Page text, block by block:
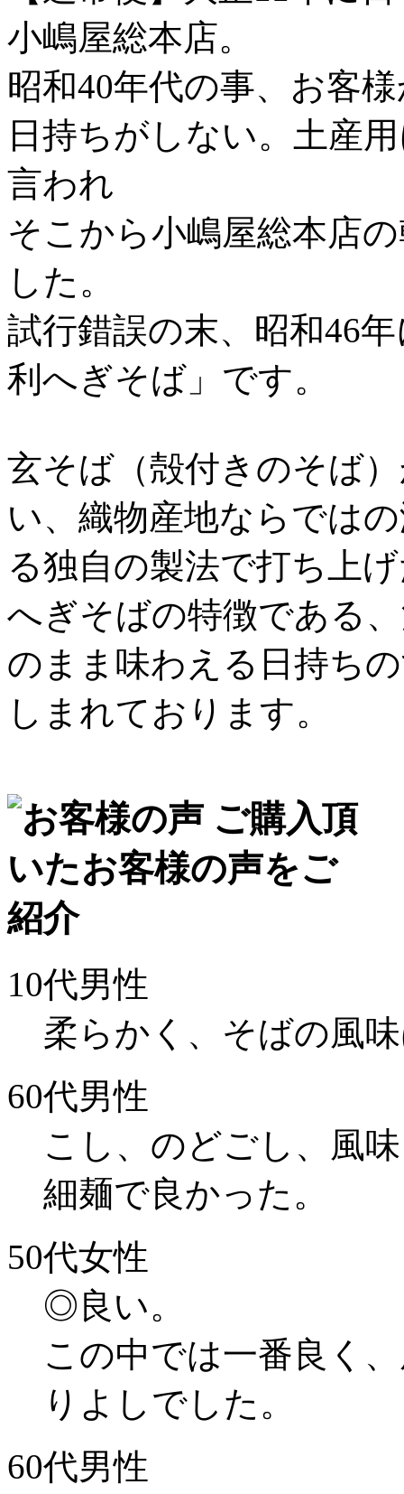
小嶋屋総本店。
昭和40年代の事、お客
日持ちがしない。土産
言われ
そこから小嶋屋総本店
した。
試行錯誤の末、昭和46
利へぎそば」です。
玄そば（殻付きのそば
い、織物産地ならでは
る独自の製法で打ち上
へぎそばの特徴である
のまま味わえる日持ち
しまれております。
10代男性
柔らかく、そばの風
60代男性
こし、のどごし、風
細麺で良かった。
50代女性
◎良い。
この中では一番良く
りよしでした。
60代男性